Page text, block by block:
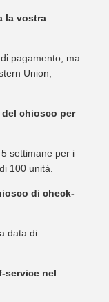
la vostra
pagamento, ma
Union,
chiosco per
settimane per i
100 unità.
di check-
data di
service nel